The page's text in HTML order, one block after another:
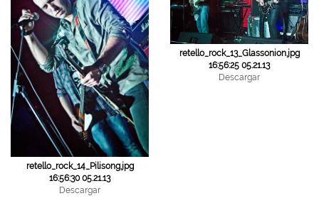
retello_rock_14_Pilisong.jpg
16:56:30 05.21.13
Descargar
retello_rock_13_Glassonion.jpg
16:56:25 05.21.13
Descargar